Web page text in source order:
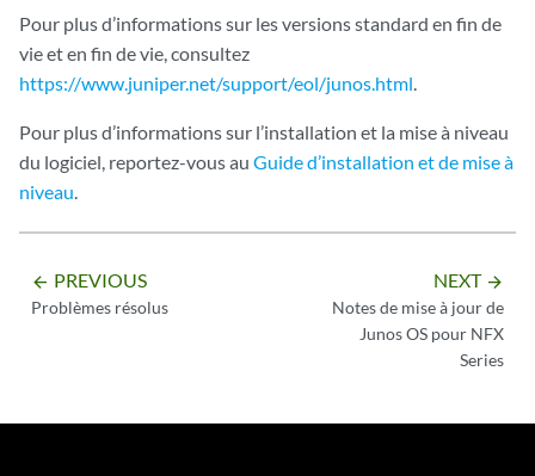
Pour plus d’informations sur les versions standard en fin de
vie et en fin de vie, consultez
https://www.juniper.net/support/eol/junos.html.
Pour plus d’informations sur l’installation et la mise à niveau
du logiciel, reportez-vous au Guide d’installation et de mise à
niveau.
arrow_backward PREVIOUS
Problèmes résolus
NEXT arrow_forward
Notes de mise à jour de
Junos OS pour NFX
Series